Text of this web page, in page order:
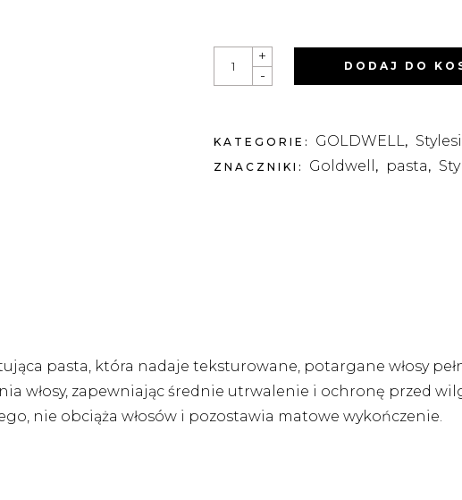
STYLESIGN
MATTIFYING
PASTE-
+
DODAJ DO
KATEGORIE: GOLDWELL,
ZNACZNIKI: Goldwell , pasta ,
pasta, która nadaje teksturowane, potargane włosy
włosy, zapewniając średnie utrwalenie i ochronę przed
nie obciąża włosów i pozostawia matowe wykończenie.